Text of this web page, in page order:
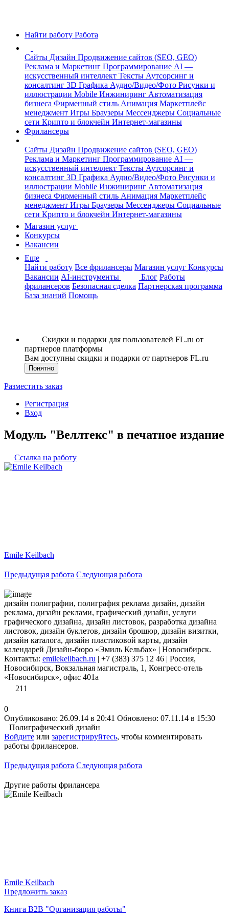
Найти работу Работа
Сайты Дизайн Продвижение сайтов (SEO, GEO)
Реклама и Маркетинг Программирование AI —
искусственный интеллект Тексты Аутсорсинг и
консалтинг 3D Графика Аудио/Видео/Фото Рисунки и
иллюстрации Mobile Инжиниринг Автоматизация
бизнеса Фирменный стиль Анимация Маркетплейс
менеджмент Игры Браузеры Мессенджеры Социальные
сети Крипто и блокчейн Интернет-магазины
Фрилансеры
Сайты Дизайн Продвижение сайтов (SEO, GEO)
Реклама и Маркетинг Программирование AI —
искусственный интеллект Тексты Аутсорсинг и
консалтинг 3D Графика Аудио/Видео/Фото Рисунки и
иллюстрации Mobile Инжиниринг Автоматизация
бизнеса Фирменный стиль Анимация Маркетплейс
менеджмент Игры Браузеры Мессенджеры Социальные
сети Крипто и блокчейн Интернет-магазины
Магазин услуг
Конкурсы
Вакансии
Еще
Найти работу Все фрилансеры Магазин услуг Конкурсы
Вакансии AI-инструменты Блог Работы
фрилансеров Безопасная сделка Партнерская программа
База знаний Помощь
Скидки и подарки для пользователей FL.ru от
партнеров платформы
Вам доступны скидки и подарки от партнеров FL.ru
Понятно
Разместить заказ
Регистрация
Вход
Модуль "Веллтекс" в печатное издание
Ссылка на работу
Emile Keilbach
Предыдущая работа Следующая работа
дизайн полиграфии, полиграфия реклама дизайн, дизайн
реклама, дизайн реклами, графический дизайн, услуги
графического дизайна, дизайн листовок, разработка дизайна
листовок, дизайн буклетов, дизайн брошюр, дизайн визитки,
дизайн каталога, дизайн пластиковой карты, дизайн
календарей Дизайн-бюро «Эмиль Кельбах» | Новосибирск.
Контакты: emilekeilbach.ru | +7 (383) 375 12 46 | Россия,
Новосибирск, Вокзальная магистраль, 1, Конгресс-отель
«Новосибирск», офис 401а
211
0
Опубликовано: 26.09.14 в 20:41 Обновлено: 07.11.14 в 15:30
Полиграфический дизайн
Войдите или зарегистрируйтесь, чтобы комментировать
работы фрилансеров.
Предыдущая работа Следующая работа
Другие работы фрилансера
Emile Keilbach
Предложить заказ
Книга B2B "Организация работы"